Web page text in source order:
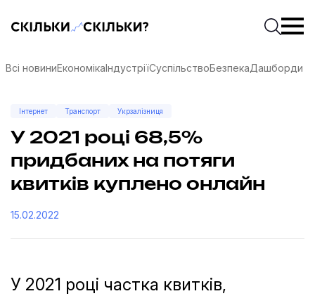
Скільки-скільки? — Медіа про суспільні даніПочати
Всі новиниЕкономікаІндустріїСуспільствоБезпекаДашборди
Інтернет Транспорт Укрзалізниця
У 2021 році 68,5%
придбаних на потяги
квитків куплено онлайн
15.02.2022
У 2021 році частка квитків,